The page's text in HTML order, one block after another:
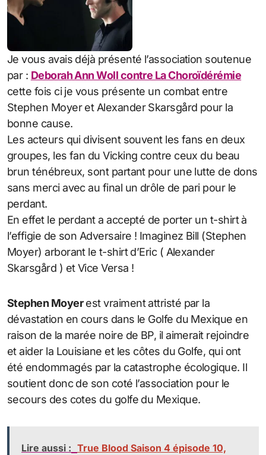
Je vous avais déjà présenté l’association soutenue
par : Deborah Ann Woll contre La Choroïdérémie
cette fois ci je vous présente un combat entre
Stephen Moyer et Alexander Skarsgård pour la
bonne cause.
Les acteurs qui divisent souvent les fans en deux
groupes, les fan du Vicking contre ceux du beau
brun ténébreux, sont partant pour une lutte de dons
sans merci avec au final un drôle de pari pour le
perdant.
En effet le perdant a accepté de porter un t-shirt à
l’effigie de son Adversaire ! Imaginez Bill (Stephen
Moyer) arborant le t-shirt d’Eric ( Alexander
Skarsgård ) et Vice Versa !
Stephen Moyerest vraiment attristé par la
dévastation en cours dans le Golfe du Mexique en
raison de la marée noire de BP, il aimerait rejoindre
et aider la Louisiane et les côtes du Golfe, qui ont
été endommagés par la catastrophe écologique. Il
soutient donc de son coté l’association pour le
secours des cotes du golfe du Mexique.
Lire aussi : True Blood Saison 4 épisode 10,